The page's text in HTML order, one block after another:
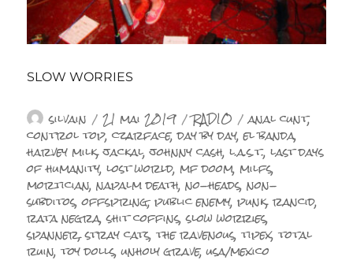
SLOW WORRIES
Auteur
silvain Publié
le
21 mai 2019 Catégories
RADIO Étiquettes
anal cunt,
control top,czarface,day by day,el banda,
harvey milk,jackal,johnny cash,l.a.s.t.,last days
of humanity,lost world,mf doom,milfs,
mortician,napalm death,no-heads,non-
subditos,offspring,public enemy,punk,rancid,
rata negra,shit coffins,slow worries,
spanner,stray cats,the ravenous,tipex,total
ruin,toy dolls,unholy grave,usa/mexico